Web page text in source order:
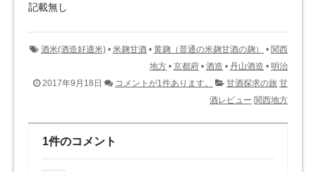
記載無し
酒米(酒造好適米) • 米麹甘酒 • 黄麹（普通の米麹甘酒の麹） • 関西
地方 • 京都府 • 酒造 • 丹山酒造 • 明治
2017年9月18日
コメントが1件あります。 甘酒探求の旅 甘
酒レビュー 関西地方
1件のコメント